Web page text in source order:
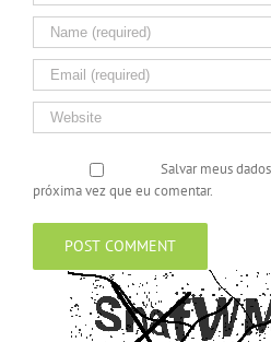
Salvar meus
próxima vez que eu comentar.